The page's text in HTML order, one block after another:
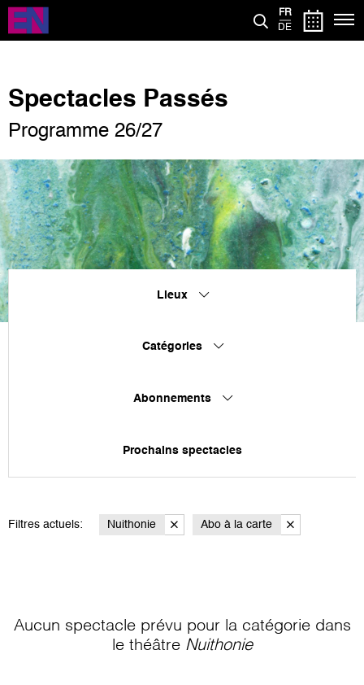
Aller
contenu
FR
DE
Spectacles Passés
Programme 26/27
Lieux
Catégories
Abonnements
Prochains spectacles
Filtres actuels: Nuithonie Abo à la carte
Aucun spectacle prévu pour la catégorie dans
le théâtre Nuithonie